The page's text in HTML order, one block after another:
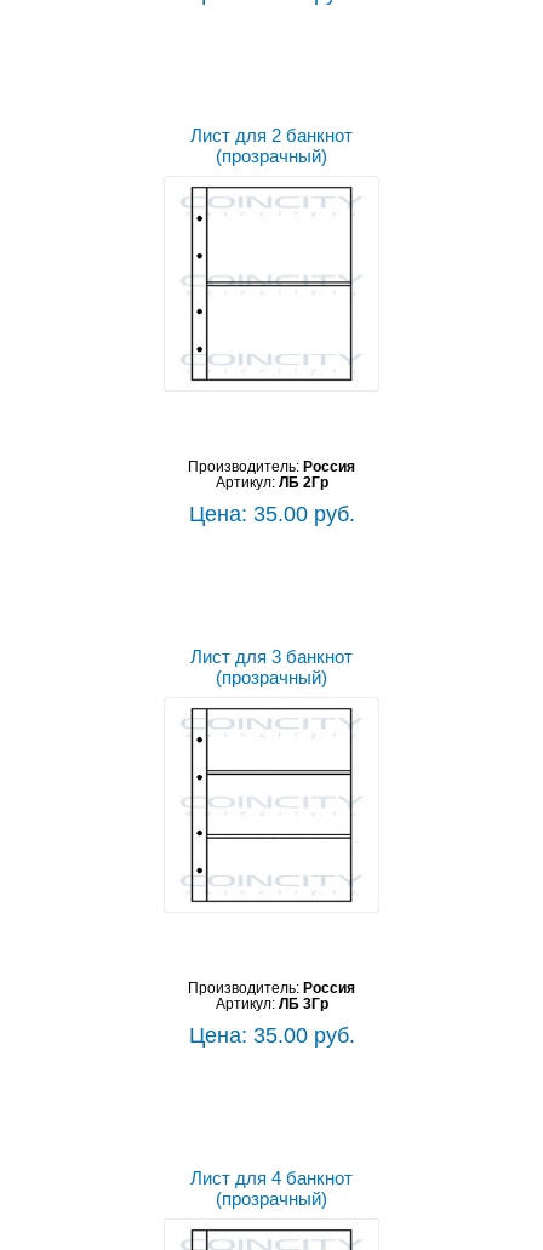
Лист для 2 банкнот
(прозрачный)
Производитель: Россия
Артикул: ЛБ 2Гр
Цена: 35.00 руб.
Лист для 3 банкнот
(прозрачный)
Производитель: Россия
Артикул: ЛБ 3Гр
Цена: 35.00 руб.
Лист для 4 банкнот
(прозрачный)